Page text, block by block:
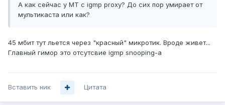
А как сейчас у МТ с igmp proxy? До сих пор умирает от
мультикаста или как?
45 мбит тут льется через "красный" микротик. Вроде живет...
Главный гимор это отсутсвие igmp snooping-а
Вставить ник Цитата